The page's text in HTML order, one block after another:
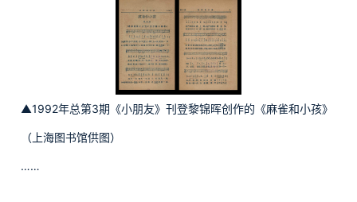
▲1992年总第3期《小朋友》刊登黎锦晖创作的《麻雀和小孩》
（上海图书馆供图）
……